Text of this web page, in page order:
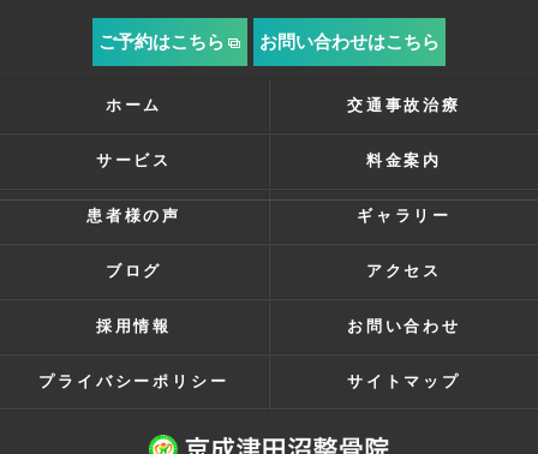
ご予約はこちら お問い合わせはこちら
ホーム 交通事故治療
サービス 料金案内
患者様の声 ギャラリー
ブログ アクセス
採用情報 お問い合わせ
プライバシーポリシー サイトマップ